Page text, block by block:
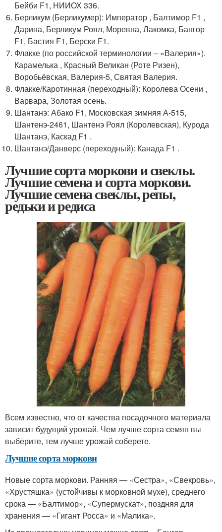
Бейби F1, НИИОХ 336.
Берликум (Берликумер): Император , Балтимор F1 ,
Дарина, Берликум Роял, Моревна, Лакомка, Бангор
F1, Бастия F1, Берски F1.
Флакке (по российской терминологии – «Валерия»).
Карамелька , Красный Великан (Роте Ризен),
Воробьёвская, Валерия-5, Святая Валерия.
Флакке/Каротинная (переходный): Королева Осени ,
Варвара, Золотая осень.
Шантанэ: Абако F1, Московская зимняя А-515,
Шантенэ-2461, Шантенэ Роял (Королевская), Курода
Шантанэ, Каскад F1 .
Шантанэ/Данверс (переходный): Канада F1 .
Лучшие сорта моркови и свеклы.
Лучшие семена и сорта моркови.
Лучшие семена свеклы, репы,
редьки и редиса
Всем известно, что от качества посадочного материала
зависит будущий урожай. Чем лучше сорта семян вы
выберите, тем лучше урожай соберете.
Лучшие сорта моркови
Новые сорта моркови. Ранняя — «Сестра», «Свекровь»,
«Хрустяшка» (устойчивы к морковной мухе), среднего
срока — «Балтимор», «Супермускат», поздняя для
хранения — «Гигант Росса» и «Малика».